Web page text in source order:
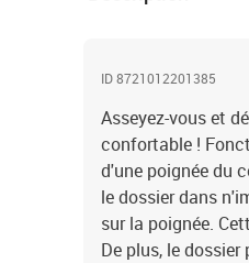
ID 8721012201385
Asseyez-vous et
confortable !
d'une poignée du
le dossier dans
sur la poignée.
De plus, le